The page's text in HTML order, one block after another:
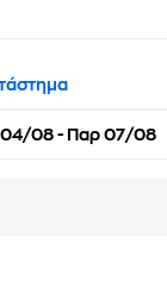
04/08 - Παρ 07/08